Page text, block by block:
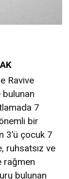
Ravive
bulunan
7
bir
3’ü çocuk 7
ruhsatsız ve
rağmen
bulunan